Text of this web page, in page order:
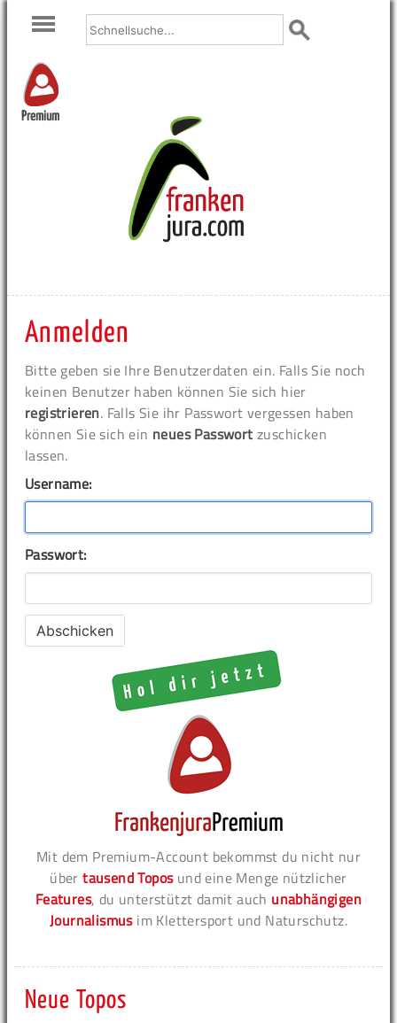
Premium
Anmelden
Bitte geben sie Ihre Benutzerdaten ein. Falls Sie noch
keinen Benutzer haben können Sie sich hier
registrieren. Falls Sie ihr Passwort vergessen haben
können Sie sich ein neues Passwort zuschicken
lassen.
Username:
Passwort:
Mit dem Premium-Account bekommst du nicht nur
übertausend Toposund eine Menge nützlicher
Features, du unterstützt damit auch unabhängigen
Journalismusim Klettersport und Naturschutz.
Neue Topos